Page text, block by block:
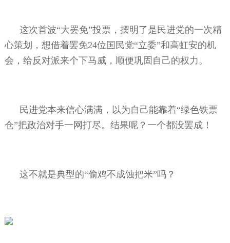
这次首波“大罢免”投票，摆明了是民进党的一次精
心策划，想借着罢免24位国民党“立委”和高虹安的机
会，给反对派来个下马威，顺便巩固自己的权力。
民进党本来信心满满，以为自己能靠着“绿色铁票
仓”把政治对手一网打尽。结果呢？一个都没罢成！
这不就是典型的“偷鸡不成蚀把米”吗？